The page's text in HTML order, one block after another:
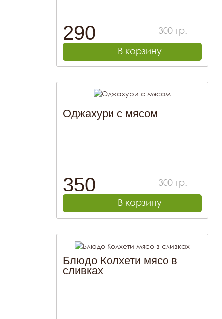
290 300 гр.
В корзину
Оджахури с мясом
350 300 гр.
В корзину
Блюдо Колхети мясо в
сливках